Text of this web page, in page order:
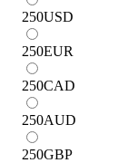
250USD
250EUR
250CAD
250AUD
250GBP